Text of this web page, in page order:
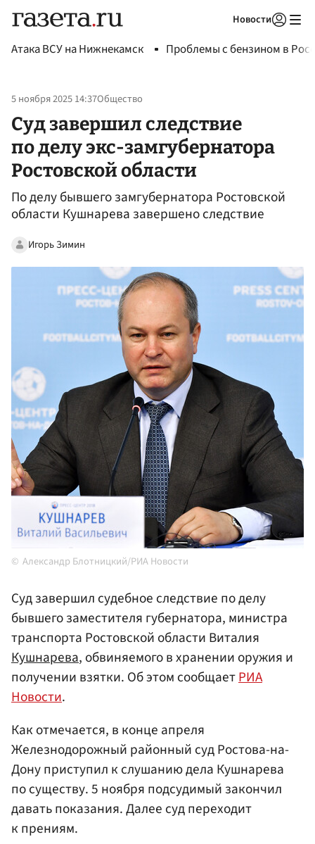
Новости
Атака ВСУ на Нижнекамск Проблемы с бензином в
5 ноября 2025 14:37Общество
Суд завершил следствие
по делу экс-замгубернатора
Ростовской области
По делу бывшего замгубернатора Ростовской
области Кушнарева завершено следствие
Игорь Зимин
Александр Блотницкий/РИА Новости
Суд завершил судебное следствие по делу
бывшего заместителя губернатора, министра
транспорта Ростовской области Виталия
Кушнарева, обвиняемого в хранении оружия и
получении взятки. Об этом сообщаетРИА
Новости.
Как отмечается, в конце апреля
Железнодорожный районный суд Ростова-на-
Дону приступил к слушанию дела Кушнарева
по существу. 5 ноября подсудимый закончил
давать показания. Далее суд переходит
к прениям.